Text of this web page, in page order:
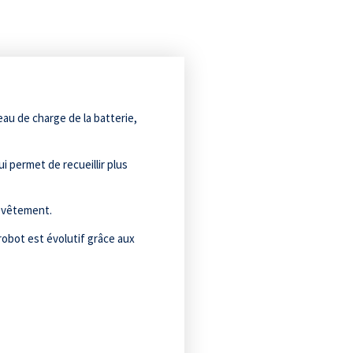
de charge de la batterie,
permet de recueillir plus
est évolutif grâce aux